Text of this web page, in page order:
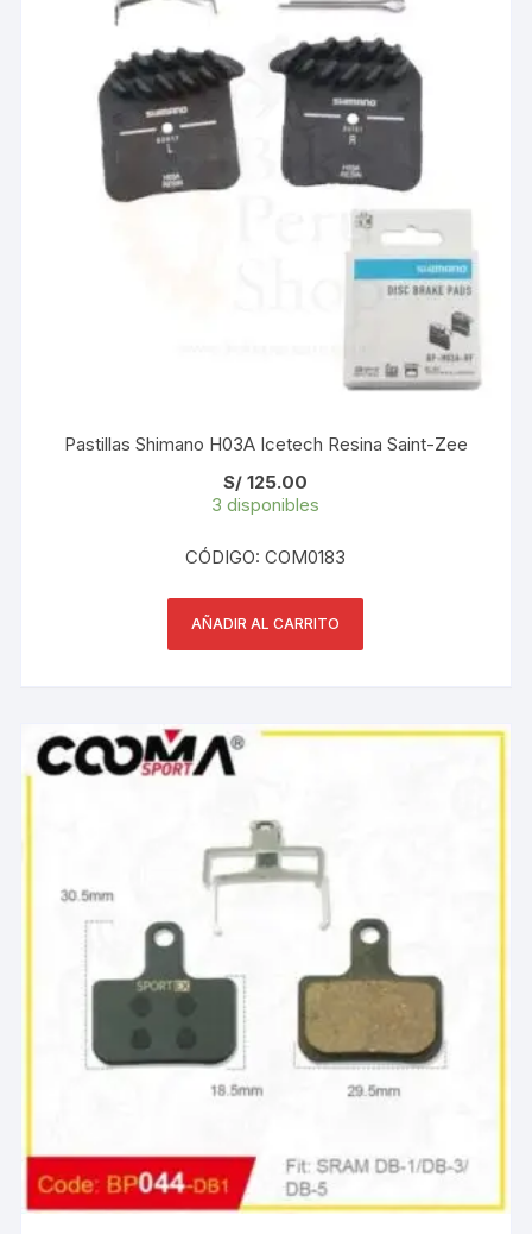
Pastillas Shimano H03A Icetech Resina Saint-Zee
S/ 125.00
3 disponibles
CÓDIGO: COM0183
AÑADIR AL CARRITO